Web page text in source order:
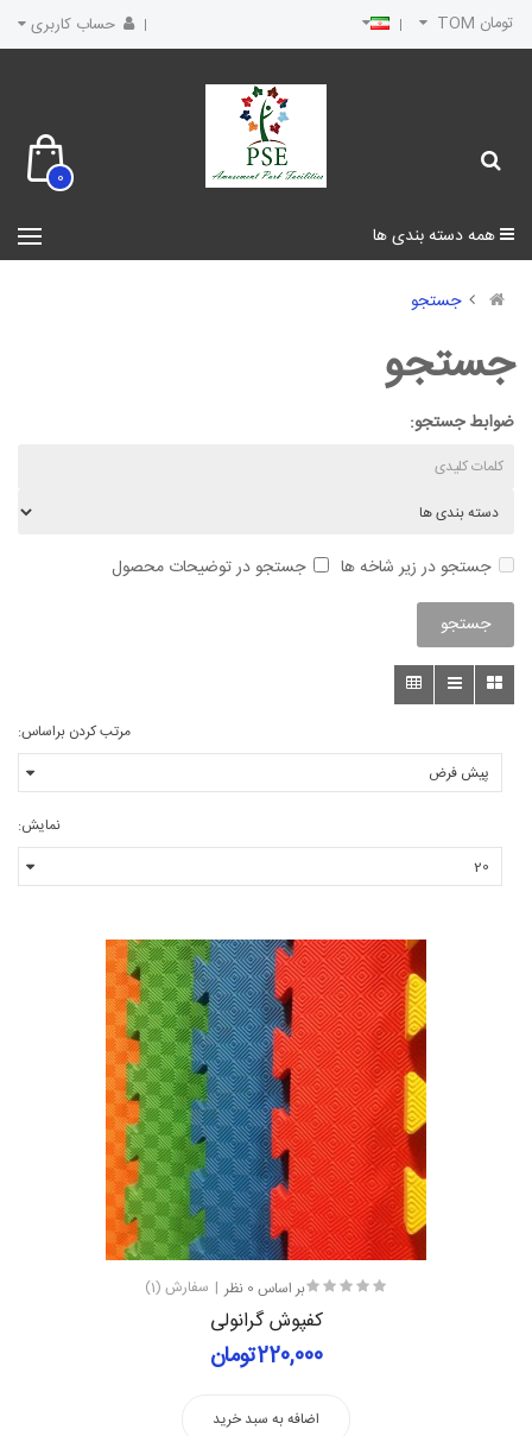
تومان TOM حساب کاربری
0
جستجو
جستجو
ضوابط جستجو:
جستجو در زیر شاخه ها جستجو در توضیحات محصول
مرتب کردن براساس:
نمایش:
بر اساس 0 نظر سفارش (1)
کفپوش گرانولی
220,000تومان
اضافه به سبد خرید